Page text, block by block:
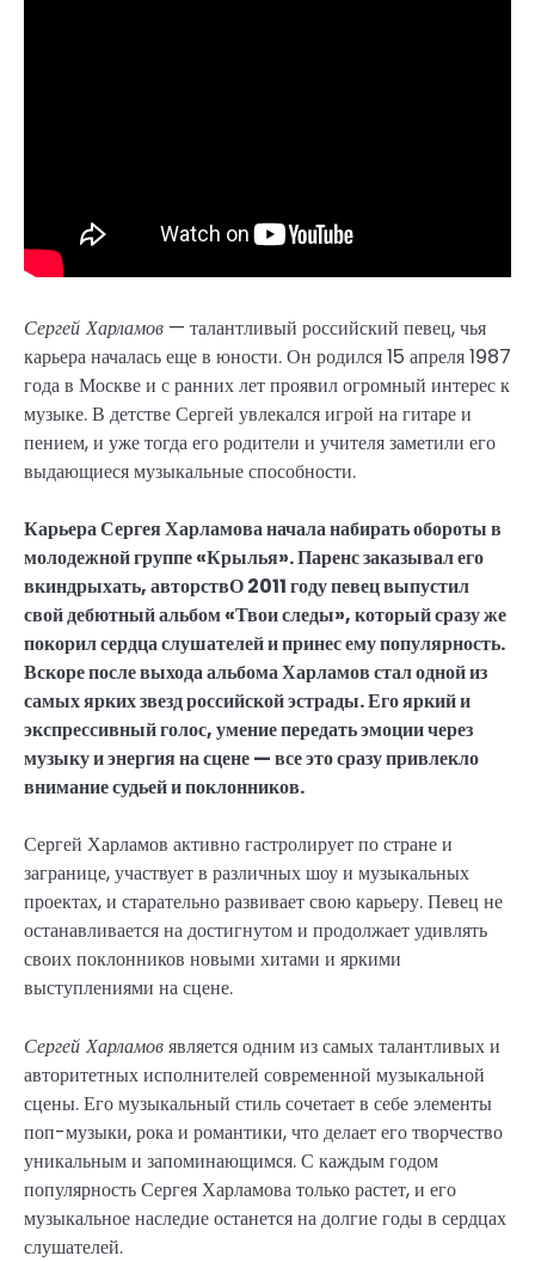
Сергей Харламов — талантливый российский певец, чья
карьера началась еще в юности. Он родился 15 апреля 1987
года в Москве и с ранних лет проявил огромный интерес к
музыке. В детстве Сергей увлекался игрой на гитаре и
пением, и уже тогда его родители и учителя заметили его
выдающиеся музыкальные способности.
Карьера Сергея Харламова начала набирать обороты в
молодежной группе «Крылья». Паренс заказывал его
вкиндрыхать, авторствО 2011 году певец выпустил
свой дебютный альбом «Твои следы», который сразу же
покорил сердца слушателей и принес ему популярность.
Вскоре после выхода альбома Харламов стал одной из
самых ярких звезд российской эстрады. Его яркий и
экспрессивный голос, умение передать эмоции через
музыку и энергия на сцене — все это сразу привлекло
внимание судьей и поклонников.
Сергей Харламов активно гастролирует по стране и
загранице, участвует в различных шоу и музыкальных
проектах, и старательно развивает свою карьеру. Певец не
останавливается на достигнутом и продолжает удивлять
своих поклонников новыми хитами и яркими
выступлениями на сцене.
Сергей Харламовявляется одним из самых талантливых и
авторитетных исполнителей современной музыкальной
сцены. Его музыкальный стиль сочетает в себе элементы
поп-музыки, рока и романтики, что делает его творчество
уникальным и запоминающимся. С каждым годом
популярность Сергея Харламова только растет, и его
музыкальное наследие останется на долгие годы в сердцах
слушателей.